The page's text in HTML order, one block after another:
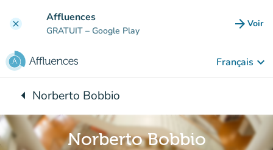
clear Affluences
GRATUIT – Google Play arrow_forward Voir
Français keyboard_arrow_down
arrow_leftRetour à :
Norberto Bobbio
Norberto Bobbio